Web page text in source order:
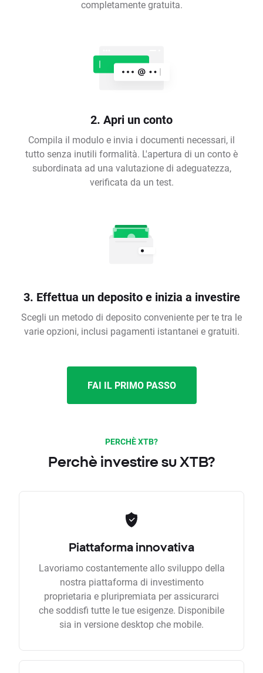
completamente gratuita.
2. Apri un conto
Compila il modulo e invia i documenti necessari, il
tutto senza inutili formalità. L'apertura di un conto è
subordinata ad una valutazione di adeguatezza,
verificata da un test.
3. Effettua un deposito e inizia a investire
Scegli un metodo di deposito conveniente per te tra le
varie opzioni, inclusi pagamenti istantanei e gratuiti.
FAI IL PRIMO PASSO
PERCHÈ XTB?
Perchè investire su XTB?
Piattaforma innovativa
Lavoriamo costantemente allo sviluppo della
nostra piattaforma di investimento
proprietaria e pluripremiata per assicurarci
che soddisfi tutte le tue esigenze. Disponibile
sia in versione desktop che mobile.